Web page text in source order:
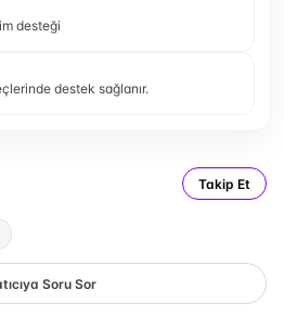
desteği
destek sağlanır.
Takip Et
Soru Sor